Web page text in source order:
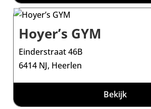
Hoyer’s GYM
Einderstraat 46B
6414 NJ, Heerlen
Bekijk